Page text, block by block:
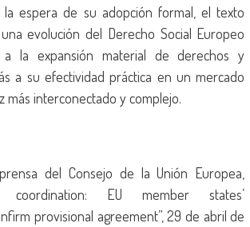
la espera de su adopción formal, el texto
evolución del Derecho Social Europeo
a la expansión material de derechos y
a su efectividad práctica en un mercado
más interconectado y complejo.
del Consejo de la Unión Europea,
coordination: EU member states’
provisional agreement”, 29 de abril de